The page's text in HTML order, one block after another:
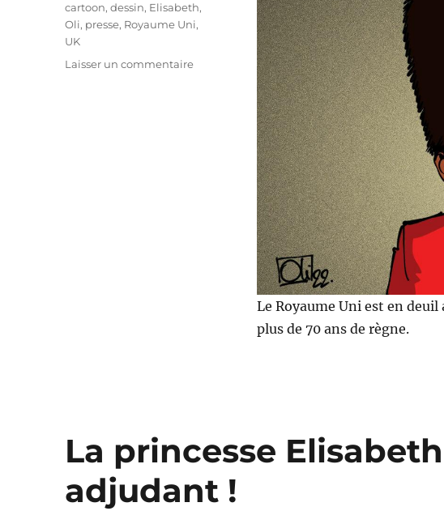
Le Royaume Uni est en deuil
plus de 70 ans de règne.
cartoon,dessin, Elisabeth,
Oli, presse, Royaume Uni,
UK
Laisser un commentairesur
La princesse
adjudant !